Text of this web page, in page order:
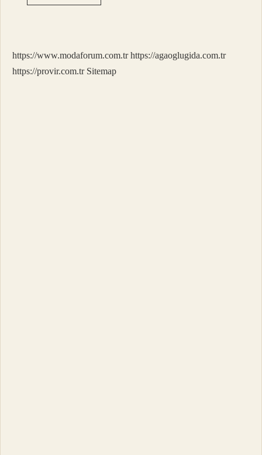
Nasil
https://www.modaforum.com.tr https://agaoglugida.com.tr
https://provir.com.tr Sitemap